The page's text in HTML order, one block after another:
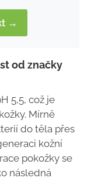
→
od značky
5,5, což je
Mírně
do těla přes
kožní
pokožky se
následná